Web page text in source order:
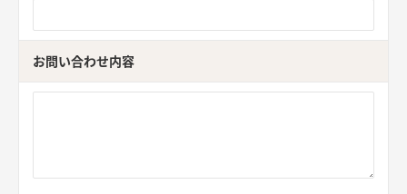
お問い合わせ内容